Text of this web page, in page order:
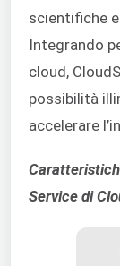
scientifiche
Integrando
cloud,
possibilità
accelerare
Service di